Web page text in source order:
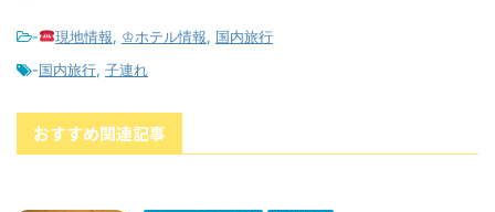
- 現地情報, ♔ホテル情報, 国内旅行
-国内旅行, 子連れ
おすすめ関連記事